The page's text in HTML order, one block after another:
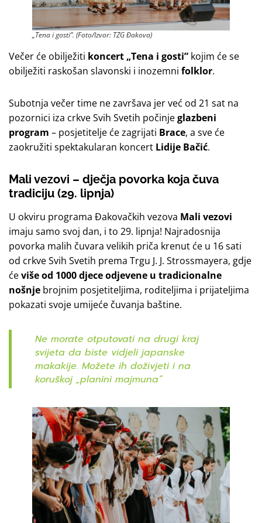
„Tena i gosti”. (Foto/Izvor: TZG Đakova)
Večer će obilježiti koncert „Tena i gosti” kojim će se
obilježiti raskošan slavonski i inozemni folklor.
Subotnja večer time ne završava jer već od 21 sat na
pozornici iza crkve Svih Svetih počinjeglazbeni
program – posjetitelje će zagrijati Brace, a sve će
zaokružiti spektakularan koncert Lidije Bačić.
Mali vezovi – dječja povorka koja čuva
tradiciju (29. lipnja)
U okviru programa Đakovačkih vezova Mali vezovi
imaju samo svoj dan, i to 29. lipnja! Najradosnija
povorka malih čuvara velikih priča krenut će u 16 sati
od crkve Svih Svetih prema Trgu J. J. Strossmayera, gdje
ćeviše od 1000 djece odjevene u tradicionalne
nošnje brojnim posjetiteljima, roditeljima i prijateljima
pokazati svoje umijeće čuvanja baštine.
Ne morate otputovati na drugi kraj
svijeta da biste vidjeli japanske
makakije. Možete ih doživjeti i na
koruškoj „planini majmuna”